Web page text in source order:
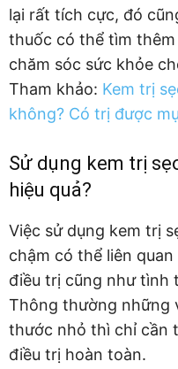
lại rất tích cực, đó
thuốc có thể tìm
chăm sóc sức khỏe
Tham khảo: Kem trị
không? Có trị được
Sử dụng kem trị
hiệu quả?
Việc sử dụng kem trị
chậm có thể liên
điều trị cũng như tình
Thông thường những
thước nhỏ thì chỉ cần
điều trị hoàn toàn.